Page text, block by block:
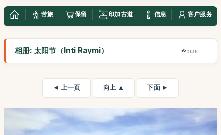
苦旅 保留 印加古道 信息 客户服务
相册: 太阳节（Inti Raymi） 51,3K
◄ 上一页 向上 ▲ 下面 ►